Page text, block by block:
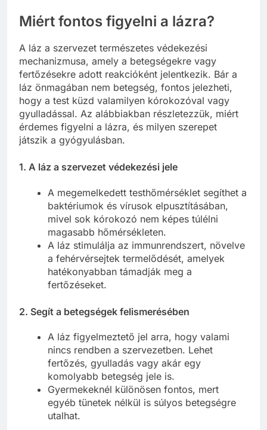
Miért fontos figyelni a lázra?
A láz a szervezet természetes védekezési
mechanizmusa, amely a betegségekre vagy
fertőzésekre adott reakcióként jelentkezik. Bár a
láz önmagában nem betegség, fontos jelezheti,
hogy a test küzd valamilyen kórokozóval vagy
gyulladással. Az alábbiakban részletezzük, miért
érdemes figyelni a lázra, és milyen szerepet
játszik a gyógyulásban.
1. A láz a szervezet védekezési jele
A megemelkedett testhőmérséklet segíthet a
baktériumok és vírusok elpusztításában,
mivel sok kórokozó nem képes túlélni
magasabb hőmérsékleten.
A láz stimulálja az immunrendszert, növelve
a fehérvérsejtek termelődését, amelyek
hatékonyabban támadják meg a
fertőzéseket.
2. Segít a betegségek felismerésében
A láz figyelmeztető jel arra, hogy valami
nincs rendben a szervezetben. Lehet
fertőzés, gyulladás vagy akár egy
komolyabb betegség jele is.
Gyermekeknél különösen fontos, mert
egyéb tünetek nélkül is súlyos betegségre
utalhat.